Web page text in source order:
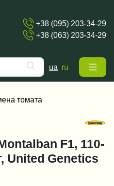
+38 (095) 203-34-29
+38 (063) 203-34-29
ua ru
томата
F1, 110-
United Genetics